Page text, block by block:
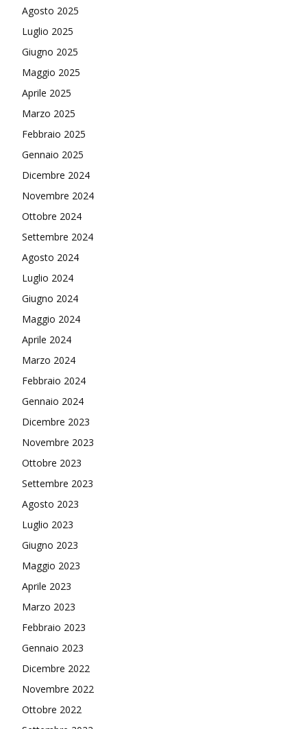
Agosto 2025
Luglio 2025
Giugno 2025
Maggio 2025
Aprile 2025
Marzo 2025
Febbraio 2025
Gennaio 2025
Dicembre 2024
Novembre 2024
Ottobre 2024
Settembre 2024
Agosto 2024
Luglio 2024
Giugno 2024
Maggio 2024
Aprile 2024
Marzo 2024
Febbraio 2024
Gennaio 2024
Dicembre 2023
Novembre 2023
Ottobre 2023
Settembre 2023
Agosto 2023
Luglio 2023
Giugno 2023
Maggio 2023
Aprile 2023
Marzo 2023
Febbraio 2023
Gennaio 2023
Dicembre 2022
Novembre 2022
Ottobre 2022